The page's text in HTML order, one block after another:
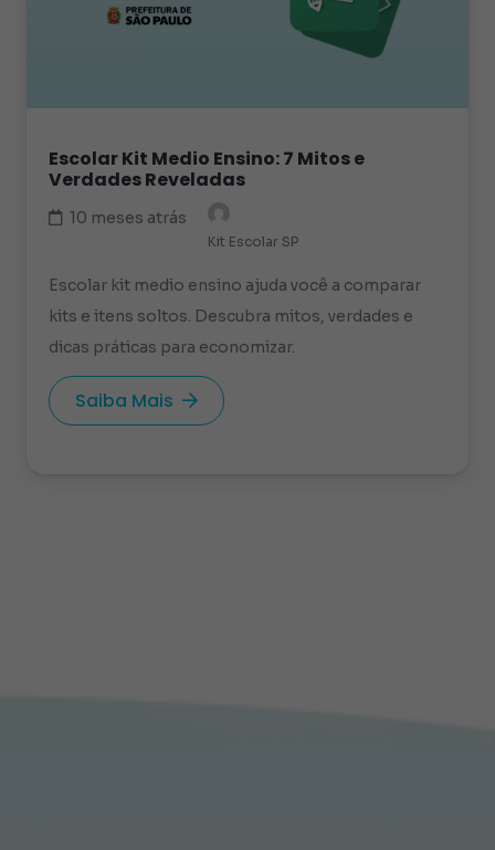
Escolar Kit Medio Ensino: 7 Mitos e
Verdades Reveladas
10 meses atrás
Kit Escolar SP
Escolar kit medio ensino ajuda você a comparar
kits e itens soltos. Descubra mitos, verdades e
dicas práticas para economizar.
Saiba Mais